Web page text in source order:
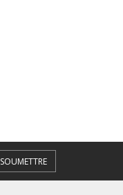
SOUMETTRE